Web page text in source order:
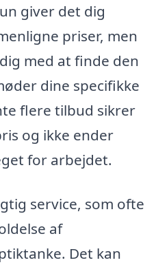
giver det dig
priser, men
med at finde den
dine specifikke
flere tilbud sikrer
og ikke ender
for arbejdet.
service, som ofte
af
Det kan